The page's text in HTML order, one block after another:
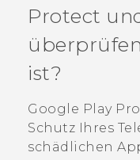
VIVERSE
UNTERSTÜTZUNG
HTC-Geräte und
Anmelden
Protect
ist?
Google Play
Schutz Ihres
schädlichen